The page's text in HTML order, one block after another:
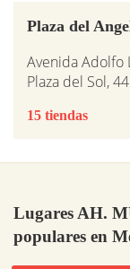
Plaza del
Avenida Adolfo
Plaza del Sol,
15 tiendas
Lugares AH.
populares en